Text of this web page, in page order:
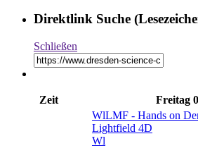
Direktlink Suche
Schließen
Zeit Freitag
WlLMF - Hands on
Lightfield 4D
Wl